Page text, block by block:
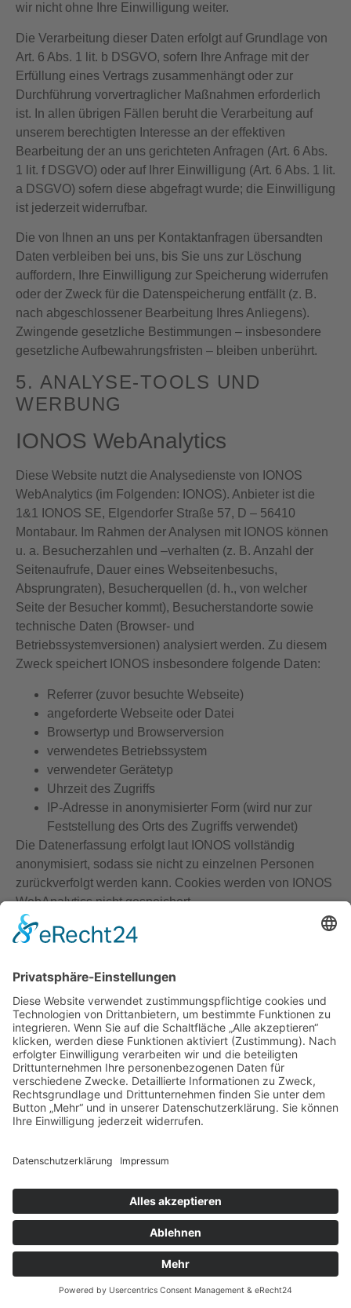
wir nicht ohne Ihre Einwilligung weiter.
Die Verarbeitung dieser Daten erfolgt auf Grundlage von
Art. 6 Abs. 1 lit. b DSGVO, sofern Ihre Anfrage mit der
Erfüllung eines Vertrags zusammenhängt oder zur
Durchführung vorvertraglicher Maßnahmen erforderlich
ist. In allen übrigen Fällen beruht die Verarbeitung auf
unserem berechtigten Interesse an der effektiven
Bearbeitung der an uns gerichteten Anfragen (Art. 6 Abs.
1 lit. f DSGVO) oder auf Ihrer Einwilligung (Art. 6 Abs. 1 lit.
a DSGVO) sofern diese abgefragt wurde; die Einwilligung
ist jederzeit widerrufbar.
Die von Ihnen an uns per Kontaktanfragen übersandten
Daten verbleiben bei uns, bis Sie uns zur Löschung
auffordern, Ihre Einwilligung zur Speicherung widerrufen
oder der Zweck für die Datenspeicherung entfällt (z. B.
nach abgeschlossener Bearbeitung Ihres Anliegens).
Zwingende gesetzliche Bestimmungen – insbesondere
gesetzliche Aufbewahrungsfristen – bleiben unberührt.
5. ANALYSE-TOOLS UND
WERBUNG
IONOS WebAnalytics
Diese Website nutzt die Analysedienste von IONOS
WebAnalytics (im Folgenden: IONOS). Anbieter ist die
1&1 IONOS SE, Elgendorfer Straße 57, D – 56410
Montabaur. Im Rahmen der Analysen mit IONOS können
u. a. Besucherzahlen und –verhalten (z. B. Anzahl der
Seitenaufrufe, Dauer eines Webseitenbesuchs,
Absprungraten), Besucherquellen (d. h., von welcher
Seite der Besucher kommt), Besucherstandorte sowie
technische Daten (Browser- und
Betriebssystemversionen) analysiert werden. Zu diesem
Zweck speichert IONOS insbesondere folgende Daten:
Referrer (zuvor besuchte Webseite)
angeforderte Webseite oder Datei
Browsertyp und Browserversion
verwendetes Betriebssystem
verwendeter Gerätetyp
Uhrzeit des Zugriffs
IP-Adresse in anonymisierter Form (wird nur zur
Feststellung des Orts des Zugriffs verwendet)
Die Datenerfassung erfolgt laut IONOS vollständig
anonymisiert, sodass sie nicht zu einzelnen Personen
zurückverfolgt werden kann. Cookies werden von IONOS
WebAnalytics nicht gespeichert.
Die Speicherung und Analyse der Daten erfolgt auf
Websitebetreiber hat ein berechtigtes Interesse an der
statistischen Analyse des Nutzerverhaltens, um sowohl
sein Webangebot als auch seine Werbung zu optimieren.
Sofern eine entsprechende Einwilligung abgefragt wurde,
erfolgt die Verarbeitung ausschließlich auf Grundlage von
Art. 6 Abs. 1 lit. a DSGVO und § 25 Abs. 1 TDDDG,
soweit die Einwilligung die Speicherung von Cookies
oder den Zugriff auf Informationen im Endgerät des
Nutzers (z. B. Device-Fingerprinting) im Sinne des
widerrufbar.
Weitere Informationen zur Datenerfassung und
Verarbeitung durch IONOS WebAnalytics entnehmen Sie
der Datenschutzerklaerung von IONOS unter folgendem
Link:
https://www.ionos.de/terms-gtc/index.php?id=6